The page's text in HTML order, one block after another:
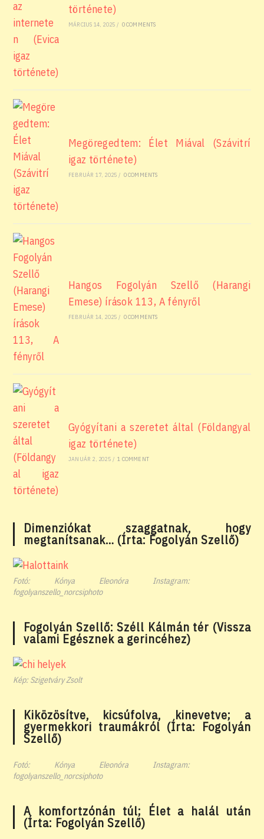
története)
MÁRCIUS 14, 2025 / 0 COMMENTS
Megöregedtem: Élet Miával (Szávitrí
igaz története)
FEBRUÁR 17, 2025 / 0 COMMENTS
Hangos Fogolyán Szellő (Harangi
Emese) írások 113, A fényről
FEBRUÁR 14, 2025 / 0 COMMENTS
Gyógyítani a szeretet által (Földangyal
igaz története)
JANUÁR 2, 2025 / 1 COMMENT
Dimenziókat szaggatnak, hogy
megtanítsanak… (Írta: Fogolyán Szellő)
Fotó: Kónya Eleonóra Instagram:
fogolyanszello_norcsiphoto
Fogolyán Szellő: Széll Kálmán tér (Vissza
valami Egésznek a gerincéhez)
Kép: Szigetváry Zsolt
Kiközösítve, kicsúfolva, kinevetve; a
gyermekkori traumákról (Írta: Fogolyán
Szellő)
Fotó: Kónya Eleonóra Instagram:
fogolyanszello_norcsiphoto
A komfortzónán túl; Élet a halál után
(Írta: Fogolyán Szellő)